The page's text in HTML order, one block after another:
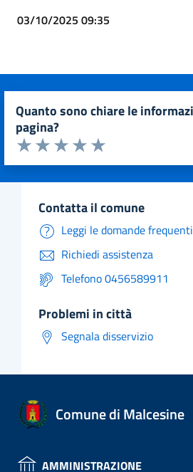
03/10/2025 09:35
quanto sono chiare le informazioni su questa
pagina?
Valuta da 1 a 5 stelle la pagina
Valuta 5 stelle su 5
Valuta 4 stelle su 5
Valuta 3 stelle su 5
Valuta 2 stelle su 5
Valuta 1 stelle su 5
contatta il comune
Leggi le domande frequenti
Richiedi assistenza
Telefono 0456589911
problemi in città
Segnala disservizio
Comune di Malcesine
AMMINISTRAZIONE